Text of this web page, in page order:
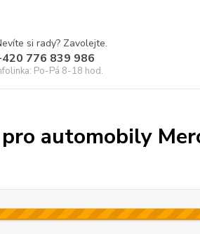
si rady? Zavolejte.
776 839 986
Po-Pá 8-18 hod.
automobily